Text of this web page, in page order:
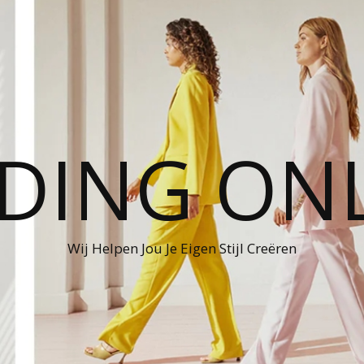
Wij Helpen Jou Je Eigen Stijl Creëren